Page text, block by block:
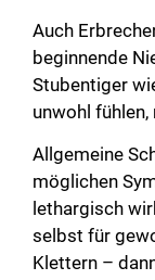
Auch
beginnende
Stubentiger
unwohl
Allgemeine
möglichen
lethargisch
selbst für
Klettern –